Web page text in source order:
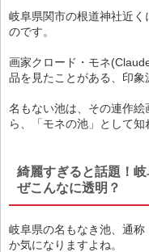
岐阜県関市の根道神社近
のです。
画家クロード・モネ
品を見たことがある、印象
名もない池は、その連作
ら、「モネの池」として
綺麗すぎると話題！
ぜこんなに透明？
岐阜県の名もなき池、通
か気になりますよね。